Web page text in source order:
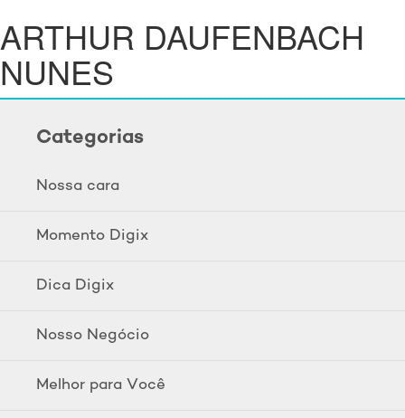
ARTHUR DAUFENBACH
NUNES
Categorias
Nossa cara
Momento Digix
Dica Digix
Nosso Negócio
Melhor para Você